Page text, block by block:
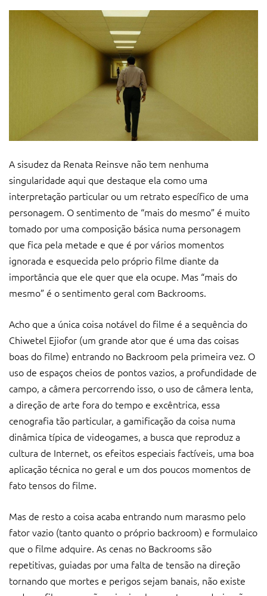
A sisudez da Renata Reinsve não tem nenhuma
singularidade aqui que destaque ela como uma
interpretação particular ou um retrato específico de uma
personagem. O sentimento de “mais do mesmo” é muito
tomado por uma composição básica numa personagem
que fica pela metade e que é por vários momentos
ignorada e esquecida pelo próprio filme diante da
importância que ele quer que ela ocupe. Mas “mais do
mesmo” é o sentimento geral com Backrooms.
Acho que a única coisa notável do filme é a sequência do
Chiwetel Ejiofor (um grande ator que é uma das coisas
boas do filme) entrando no Backroom pela primeira vez. O
uso de espaços cheios de pontos vazios, a profundidade de
campo, a câmera percorrendo isso, o uso de câmera lenta,
a direção de arte fora do tempo e excêntrica, essa
cenografia tão particular, a gamificação da coisa numa
dinâmica típica de videogames, a busca que reproduz a
cultura de Internet, os efeitos especiais factíveis, uma boa
aplicação técnica no geral e um dos poucos momentos de
fato tensos do filme.
Mas de resto a coisa acaba entrando num marasmo pelo
fator vazio (tanto quanto o próprio backroom) e formulaico
que o filme adquire. As cenas no Backrooms são
repetitivas, guiadas por uma falta de tensão na direção
tornando que mortes e perigos sejam banais, não existe